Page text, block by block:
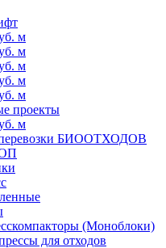
м
м
м
м
м
проекты
м
перевозки БИООТХОДОВ
(Моноблоки)
для отходов